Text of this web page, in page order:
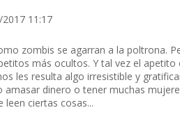
11:17
zombis se agarran a la poltrona.
más ocultos. Y tal vez el
les resulta algo irresistible y
amasar dinero o tener muchas
ciertas cosas...